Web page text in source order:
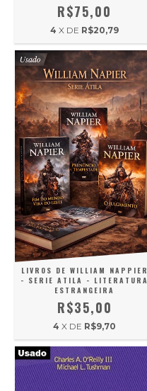
R$75,00
4 X DE R$20,79
LIVROS DE WILLIAM NAPPIER
- SERIE ATILA - LITERATURA
ESTRANGEIRA
R$35,00
4 X DE R$9,70